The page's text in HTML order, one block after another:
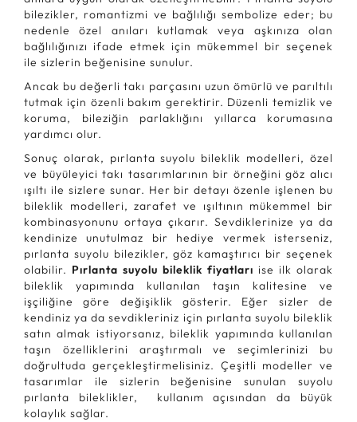
bilezikler, romantizmi ve bağlılığı sembolize eder; bu
nedenle özel anıları kutlamak veya aşkınıza olan
bağlılığınızı ifade etmek için mükemmel bir seçenek
ile sizlerin beğenisine sunulur.
Ancak bu değerli takı parçasını uzun ömürlü ve parıltılı
tutmak için özenli bakım gerektirir. Düzenli temizlik ve
koruma, bileziğin parlaklığını yıllarca korumasına
yardımcı olur.
Sonuç olarak, pırlanta suyolu bileklik modelleri, özel
ve büyüleyici takı tasarımlarının bir örneğini göz alıcı
ışıltı ile sizlere sunar. Her bir detayı özenle işlenen bu
bileklik modelleri, zarafet ve ışıltının mükemmel bir
kombinasyonunu ortaya çıkarır. Sevdiklerinize ya da
kendinize unutulmaz bir hediye vermek isterseniz,
pırlanta suyolu bilezikler, göz kamaştırıcı bir seçenek
olabilir. Pırlanta suyolu bileklik fiyatları ise ilk olarak
bileklik yapımında kullanılan taşın kalitesine ve
işçiliğine göre değişiklik gösterir. Eğer sizler de
kendiniz ya da sevdikleriniz için pırlanta suyolu bileklik
satın almak istiyorsanız, bileklik yapımında kullanılan
taşın özelliklerini araştırmalı ve seçimlerinizi bu
doğrultuda gerçekleştirmelisiniz. Çeşitli modeller ve
tasarımlar ile sizlerin beğenisine sunulan suyolu
pırlanta bileklikler, kullanım açısından da büyük
kolaylık sağlar.